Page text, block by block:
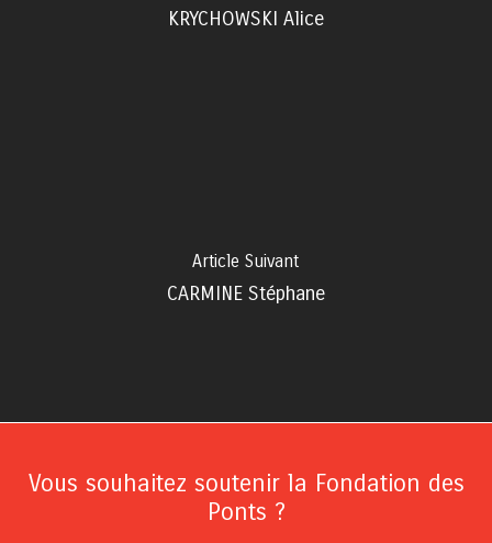
KRYCHOWSKI Alice
Article Suivant
CARMINE Stéphane
Vous souhaitez soutenir la Fondation des
Ponts ?